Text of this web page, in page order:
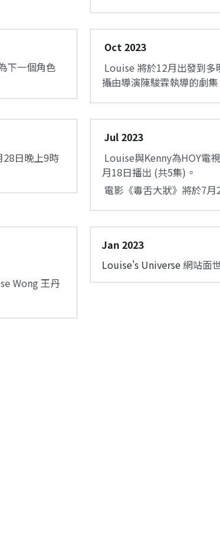
下一個角色
Oct 2023
攝由導演陳駿霖執導的劇
Jul 2023
月18日播出 (共5集)。
電影《毒舌大狀》將於7
Wong 王丹
Jan 2023
Louise's Universe 網站面